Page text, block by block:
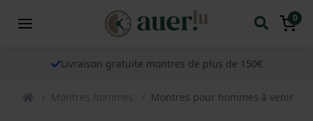
0
Livraison gratuite montres de plus de 150€
Montres hommes Montres pour hommes à venir